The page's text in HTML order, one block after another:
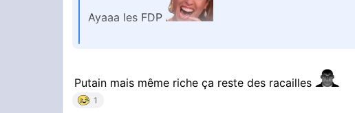
Ayaaa les FDP
Putain mais même riche ça reste des racailles
1